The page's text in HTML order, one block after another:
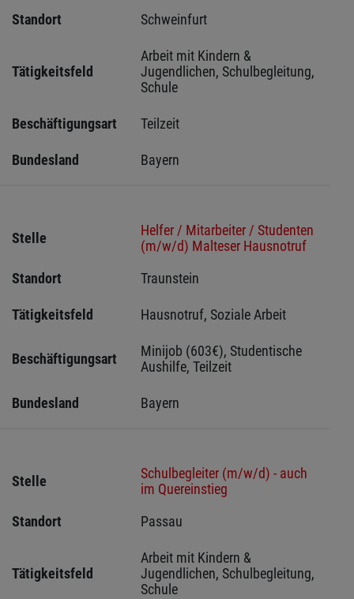
Standort
Schweinfurt
Tätigkeitsfeld
Arbeit mit Kindern &
Jugendlichen, Schulbegleitung,
Schule
Beschäftigungsart Teilzeit
Bundesland Bayern
Stelle
Helfer / Mitarbeiter / Studenten
(m/w/d) Malteser Hausnotruf
Standort
Traunstein
Tätigkeitsfeld Hausnotruf, Soziale Arbeit
Beschäftigungsart
Minijob (603€), Studentische
Aushilfe, Teilzeit
Bundesland Bayern
Stelle
Schulbegleiter (m/w/d) - auch
im Quereinstieg
Standort
Passau
Tätigkeitsfeld
Arbeit mit Kindern &
Jugendlichen, Schulbegleitung,
Schule